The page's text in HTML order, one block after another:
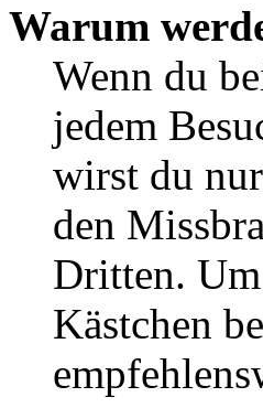
Warum
Wenn du
jedem
wirst du
den
Dritten.
Kästchen